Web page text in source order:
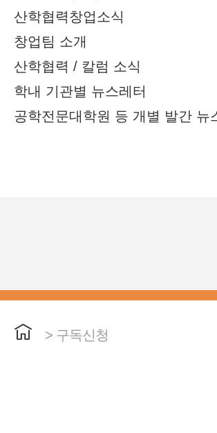
산학협력창업소식
창업팀 소개
산학협력 / 칼럼 소식
학내 기관별 뉴스레터
공학전문대학원 등 개별 발간 뉴
> 구독신청